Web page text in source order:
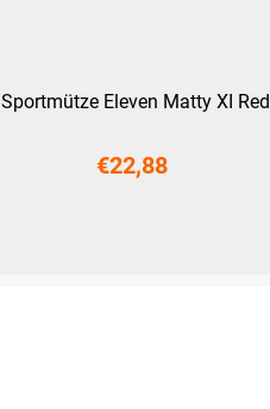
Sportmütze Eleven Matty XI Red
€22,88